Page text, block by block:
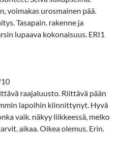
voimakas urosmainen pää.
Tasapain. rakenne ja
lupaava kokonaisuus. ERI1
10
raajaluusto. Riittävä pään
lapoihin kiinnittynyt. Hyvä
vaik. näkyy liikkeessä, melko
aikaa. Oikea olemus. Erin.